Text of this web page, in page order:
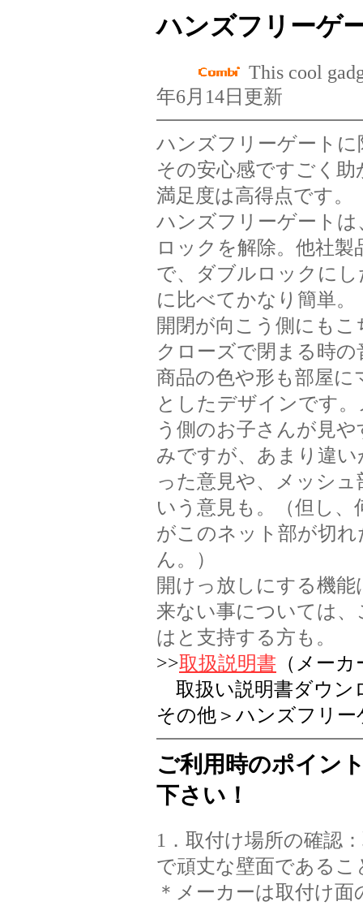
ハンズフリーゲ
This cool
年6月14日更新
ハンズフリーゲート
その安心感ですごく
満足度は高得点です。
ハンズフリーゲート
ロックを解除。他社
で、ダブルロックに
に比べてかなり簡単。
開閉が向こう側にも
クローズで閉まる時
商品の色や形も部屋
としたデザインです
う側のお子さんが見
みですが、あまり違
った意見や、メッシ
いう意見も。（但し
がこのネット部が切
ん。）
開けっ放しにする機
来ない事については
はと支持する方も。
>>取扱説明書 （メー
取扱い説明書ダウン
その他＞ハンズフリー
ご利用時のポイ
下さい！
1．取付け場所の確認
で頑丈な壁面であるこ
＊メーカーは取付け